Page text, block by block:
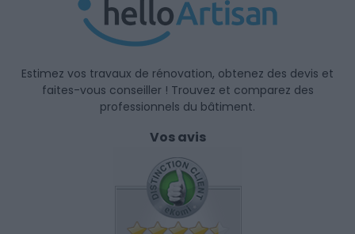
Estimez vos travaux de rénovation, obtenez des devis et
faites-vous conseiller ! Trouvez et comparez des
professionnels du bâtiment.
Vos avis